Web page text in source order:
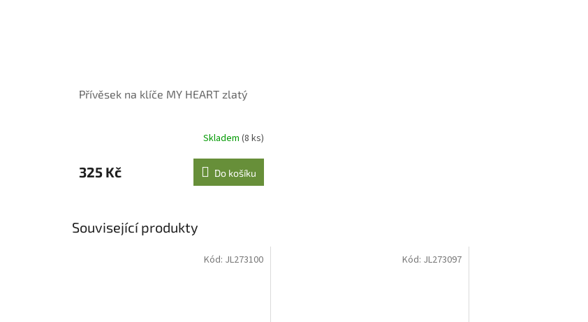
Přívěsek na klíče MY HEART zlatý
Skladem (8 ks)
325 Kč Do košíku
Související produkty
Kód: JL273100 Kód: JL273097